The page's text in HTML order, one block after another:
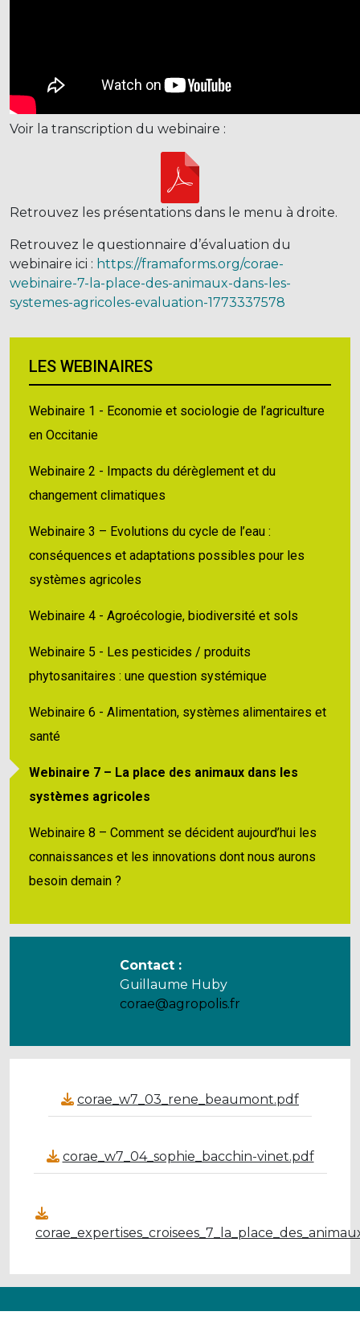
Voir la transcription du webinaire :
Retrouvez les présentations dans le menu à droite.
Retrouvez le questionnaire d’évaluation du
webinaire ici : https://framaforms.org/corae-
webinaire-7-la-place-des-animaux-dans-les-
systemes-agricoles-evaluation-1773337578
LES WEBINAIRES
Webinaire 1 - Economie et sociologie de l’agriculture
en Occitanie
Webinaire 2 - Impacts du dérèglement et du
changement climatiques
Webinaire 3 – Evolutions du cycle de l’eau :
conséquences et adaptations possibles pour les
systèmes agricoles
Webinaire 4 - Agroécologie, biodiversité et sols
Webinaire 5 - Les pesticides / produits
phytosanitaires : une question systémique
Webinaire 6 - Alimentation, systèmes alimentaires et
santé
Webinaire 7 – La place des animaux dans les
systèmes agricoles
Webinaire 8 – Comment se décident aujourd’hui les
connaissances et les innovations dont nous aurons
besoin demain ?
Contact :
Guillaume Huby
corae@agropolis.fr
corae_w7_03_rene_beaumont.pdf
corae_w7_04_sophie_bacchin-vinet.pdf